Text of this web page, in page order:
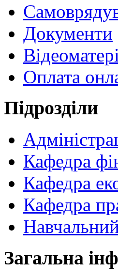
Документи
Оплата
Підрозділи
Кафедра
Кафедра
Кафедра
Загальна